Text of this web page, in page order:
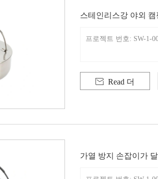
스테인리스강 야외
프로젝트 번호: SW-1-
 Read 더
가열 방지 손잡이가